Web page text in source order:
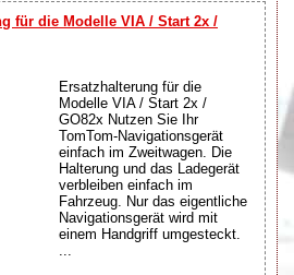
für die Modelle VIA / Start 2x /
Ersatzhalterung für die
Modelle VIA / Start 2x /
GO82x Nutzen Sie Ihr
TomTom-Navigationsgerät
einfach im Zweitwagen. Die
Halterung und das Ladegerät
verbleiben einfach im
Fahrzeug. Nur das eigentliche
Navigationsgerät wird mit
einem Handgriff umgesteckt.